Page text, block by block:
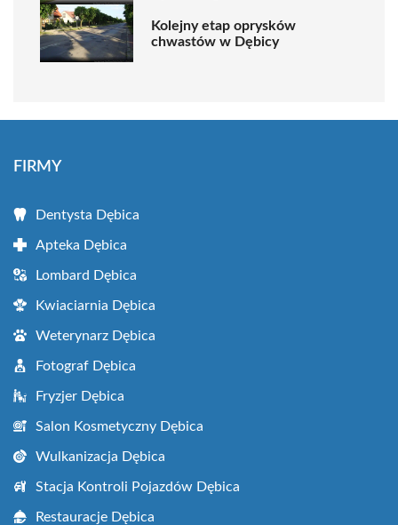
Kolejny etap oprysków
chwastów w Dębicy
FIRMY
Dentysta Dębica
Apteka Dębica
Lombard Dębica
Kwiaciarnia Dębica
Weterynarz Dębica
Fotograf Dębica
Fryzjer Dębica
Salon Kosmetyczny Dębica
Wulkanizacja Dębica
Stacja Kontroli Pojazdów Dębica
Restauracje Dębica